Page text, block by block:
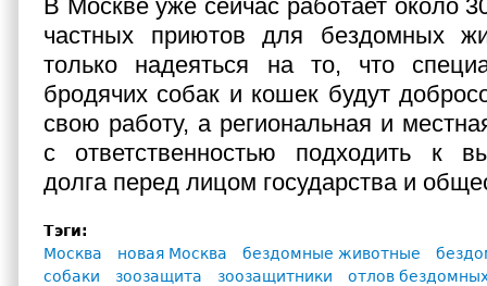
В Москве уже сейчас работает около
частных приютов для бездомных
только надеяться на то, что
бродячих собак и кошек будут
свою работу, а региональная и
с ответственностью подходить к
долга перед лицом государства и
Тэги:
Москва
новая Москва бездомные животные
собаки
зоозащита зоозащитники отлов